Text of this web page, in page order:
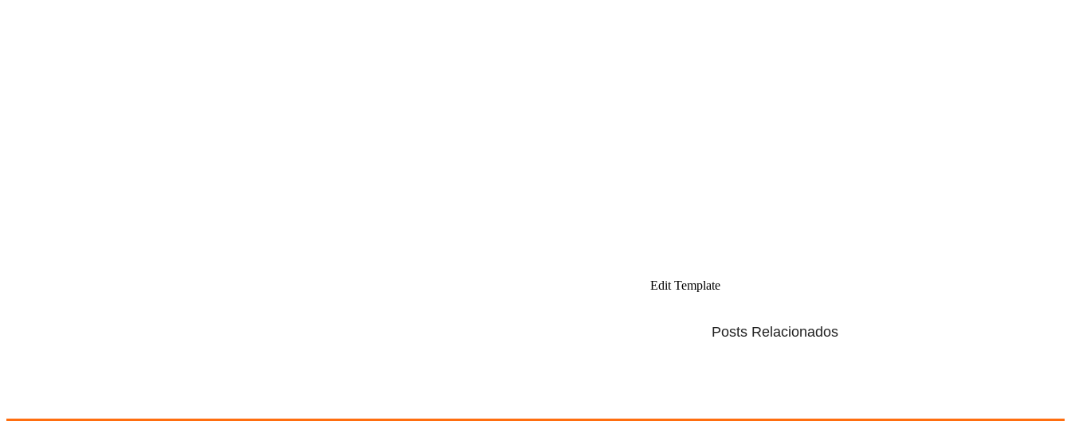
Edit Template
Posts Relacionados